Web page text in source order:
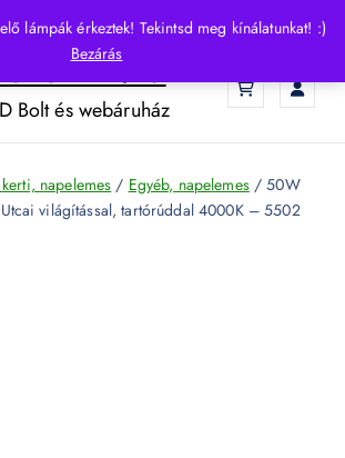
lámpák érkeztek! Tekintsd meg kínálatunkat! :)
Bezárás
Bolt és webáruház
napelemes / Egyéb, napelemes/ 50W
világítással, tartórúddal 4000K – 5502